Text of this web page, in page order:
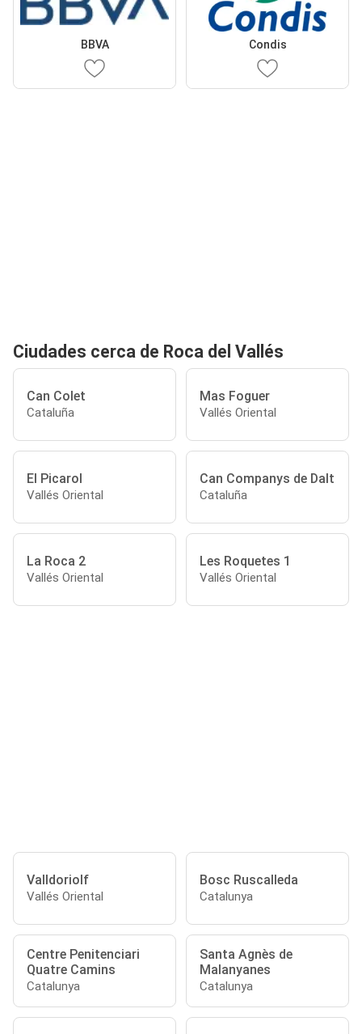
BBVA Condis
Ciudades cerca de Roca del Vallés
Can Colet
Cataluña
Mas Foguer
Vallés Oriental
El Picarol
Vallés Oriental
Can Companys de Dalt
Cataluña
La Roca 2
Vallés Oriental
Les Roquetes 1
Vallés Oriental
Valldoriolf
Vallés Oriental
Bosc Ruscalleda
Catalunya
Centre Penitenciari
Quatre Camins
Catalunya
Santa Agnès de
Malanyanes
Catalunya